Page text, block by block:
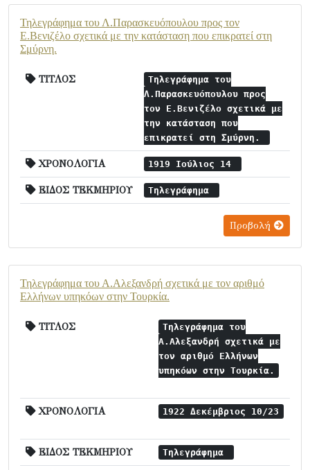
Τηλεγράφημα του Λ.Παρασκευόπουλου προς τον
Ε.Βενιζέλο σχετικά με την κατάσταση που επικρατεί στη
Σμύρνη.
ΤΙΤΛΟΣ
Τηλεγράφημα του
Λ.Παρασκευόπουλου προς
τον Ε.Βενιζέλο σχετικά με
την κατάσταση που
επικρατεί στη Σμύρνη.
ΧΡΟΝΟΛΟΓΙΑ 1919 Ιούλιος 14
ΕΙΔΟΣ ΤΕΚΜΗΡΙΟΥ Τηλεγράφημα
Προβολή
Τηλεγράφημα του Α.Αλεξανδρή σχετικά με τον αριθμό
Ελλήνων υπηκόων στην Τουρκία.
ΤΙΤΛΟΣ
Τηλεγράφημα του
Α.Αλεξανδρή σχετικά με
τον αριθμό Ελλήνων
υπηκόων στην Τουρκία.
ΧΡΟΝΟΛΟΓΙΑ 1922 Δεκέμβριος 10/23
ΕΙΔΟΣ ΤΕΚΜΗΡΙΟΥ Τηλεγράφημα